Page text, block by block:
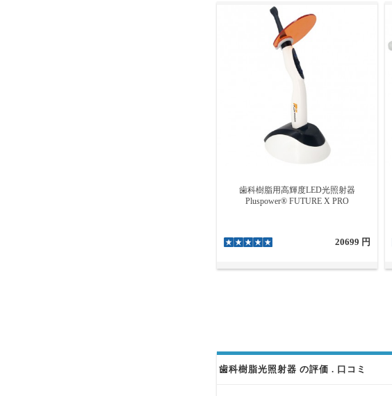
歯科樹脂用高輝度LED光照射器
Pluspower® FUTURE X PRO
20699 円
歯科樹脂光照射器 の評価 . 口コミ